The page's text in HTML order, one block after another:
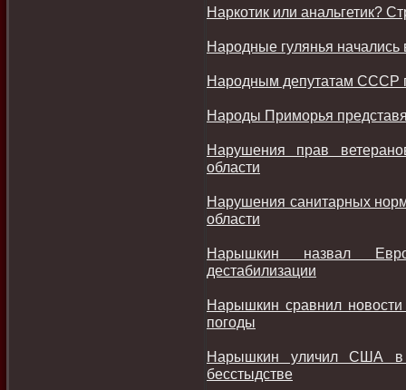
Наркотик или анальгетик?
Народные гулянья
Народным депутатам СССР
Народы Приморья
Нарушения прав
области
Нарушения санитарных
области
Нарышкин назвал
дестабилизации
Нарышкин сравнил
погоды
Нарышкин уличил США в
бесстыдстве